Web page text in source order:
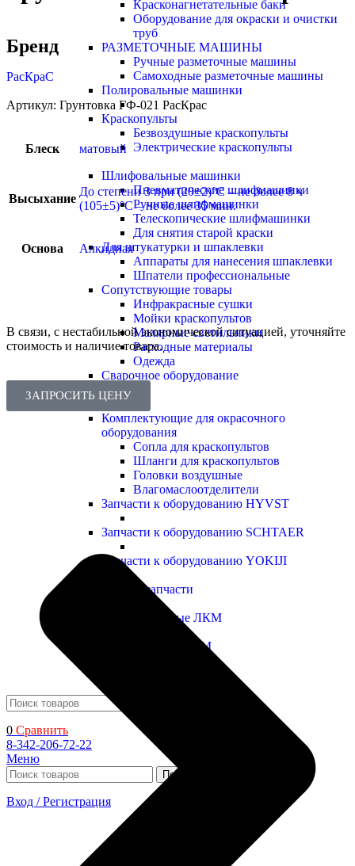
Красконагнетательные баки
Оборудование для окраски и очистки
труб
РАЗМЕТОЧНЫЕ МАШИНЫ
Ручные разметочные машины
Самоходные разметочные машины
Полировальные машинки
Краскопульты
Безвоздушные краскопульты
Электрические краскопульты
Шлифовальные машинки
Пневматические шлифмашинки
Ручные шлифмашинки
Телескопические шлифмашинки
Для снятия старой краски
Для штукатурки и шпаклевки
Аппараты для нанесения шпаклевки
Шпатели профессиональные
Сопутствующие товары
Инфракрасные сушки
Мойки краскопультов
Малярные светильники
Расходные материалы
Одежда
Сварочное оборудование
Комплектующие для окрасочного
оборудования
Сопла для краскопультов
Шланги для краскопультов
Головки воздушные
Влагомаслоотделители
Запчасти к оборудованию HYVST
Запчасти к оборудованию SCHTAER
Запчасти к оборудованию YOKIJI
Прочие запчасти
Промышленные ЛКМ
Декоративные ЛКМ
0 Сравнить
8-342-206-72-22
Меню
Поиск
Вход / Регистрация
Бренд
РасКраС
Артикул: Грунтовка ГФ-021 РасКрас
Блеск матовый
Высыхание
До степени 3 при (20±2)°С – не более 8 ч
(105±5)°С – не более 35 мин.
Основа Алкидная
В связи, с нестабильной экономической ситуацией, уточняйте
стоимость и наличие товара.
ЗАПРОСИТЬ ЦЕНУ